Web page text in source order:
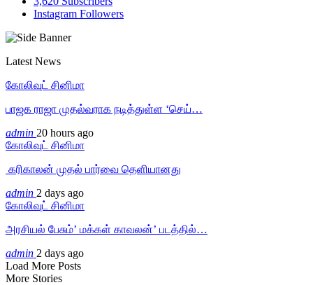
Instagram Followers
Latest News
கோலிவுட் சினிமா
பாஜக ராஜா முதல்வராக நடித்துள்ள ‘செய்…
admin 20 hours ago
கோலிவுட் சினிமா
‎ கரிகாலன் முதல் பார்வை தெளியானது
admin 2 days ago
கோலிவுட் சினிமா
அரசியல் பேசும்’ மக்கள் காவலன்’ படத்தில்…
admin 2 days ago
Load More Posts
More Stories